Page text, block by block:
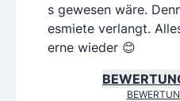
s gewesen wäre.
esmiete verlangt.
erne wieder 😊